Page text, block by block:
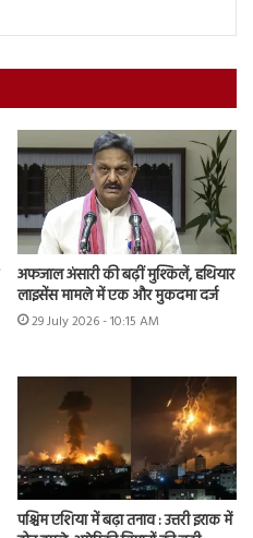
अफजाल अंसारी की बढ़ीं मुश्किलें, हथियार
लाइसेंस मामले में एक और मुकदमा दर्ज
29 July 2026 - 10:15 AM
पश्चिम एशिया में बढ़ा तनाव : उत्तरी इराक में